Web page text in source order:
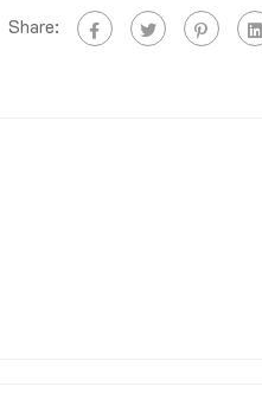
Share: